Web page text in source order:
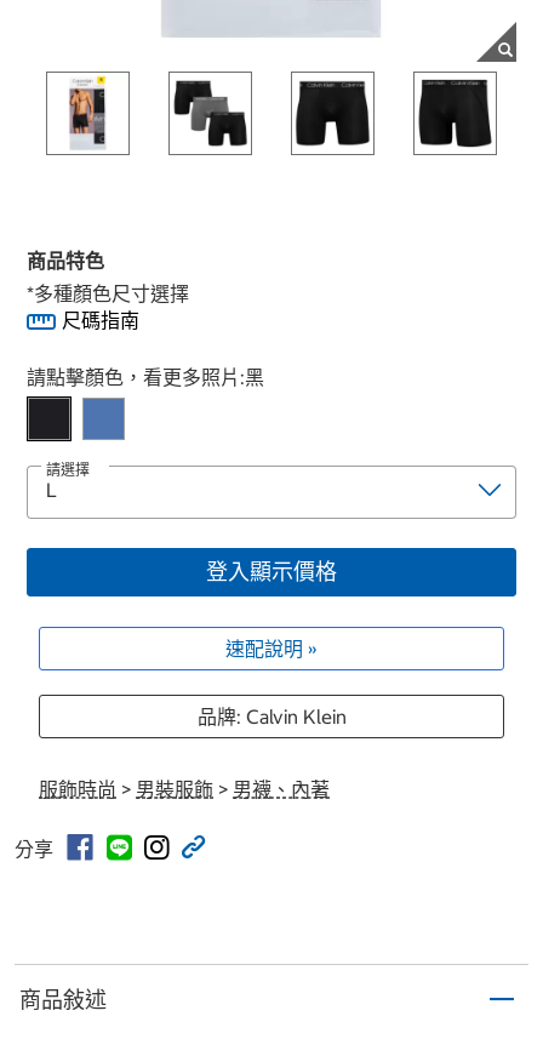
商品特色
*多種顏色尺寸選擇
尺碼指南
Select product
請點擊顏色，看更多照片:黑
請選擇
登入顯示價格
速配說明 »
品牌: Calvin Klein
服飾時尚 > 男裝服飾 > 男襪、內著
分享
商品敍述